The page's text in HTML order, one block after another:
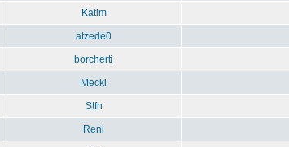
Katim
atzede0
borcherti
Mecki
Stfn
Reni